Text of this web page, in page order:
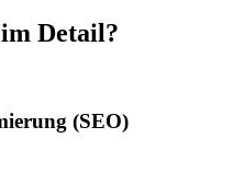
Detail?
(SEO)